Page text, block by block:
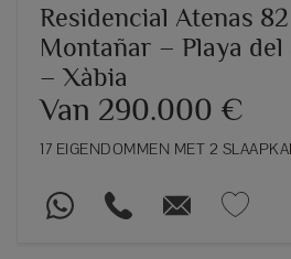
Residencial Atenas 82
Montañar – Playa del
– Xàbia
Van 290.000 €
17 EIGENDOMMEN MET 2